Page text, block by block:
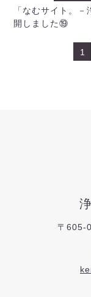
「なむサイト。
開しました⑲
1
〒605-